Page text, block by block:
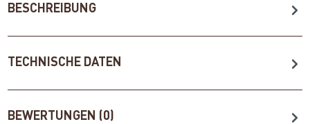
BESCHREIBUNG
TECHNISCHE DATEN
BEWERTUNGEN (0)